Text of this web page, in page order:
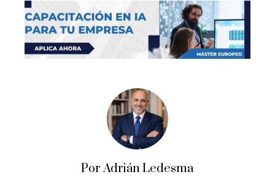
Por Adrián Ledesma